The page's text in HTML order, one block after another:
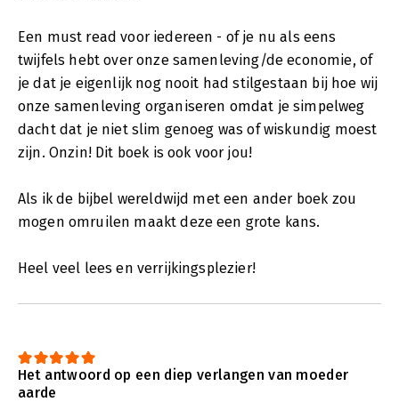
Een must read voor iedereen - of je nu als eens
twijfels hebt over onze samenleving/de economie, of
je dat je eigenlijk nog nooit had stilgestaan bij hoe wij
onze samenleving organiseren omdat je simpelweg
dacht dat je niet slim genoeg was of wiskundig moest
zijn. Onzin! Dit boek is ook voor jou!
Als ik de bijbel wereldwijd met een ander boek zou
mogen omruilen maakt deze een grote kans.
Heel veel lees en verrijkingsplezier!
Het antwoord op een diep verlangen van moeder
aarde